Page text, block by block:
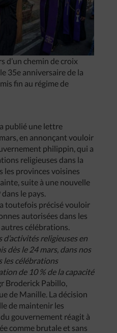
d’un chemin de croix
35e anniversaire de la
fin au régime de
publié une lettre
en annonçant vouloir
philippin, qui a
religieuses dans la
les provinces voisines
suite à une nouvelle
le pays.
toutefois précisé vouloir
autorisées dans les
célébrations.
d’activités religieuses en
dès le 24 mars, dans nos
les célébrations
de 10 % de la capacité
Broderick Pabillo,
de Manille. La décision
de maintenir les
gouvernement réagit à
comme brutale et sans